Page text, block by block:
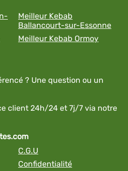
Meilleur Kebab
Ballancourt-sur-Essonne
Meilleur Kebab Ormoy
? Une question ou un
client 24h/24 et 7j/7 via notre
C.G.U
Confidentialité